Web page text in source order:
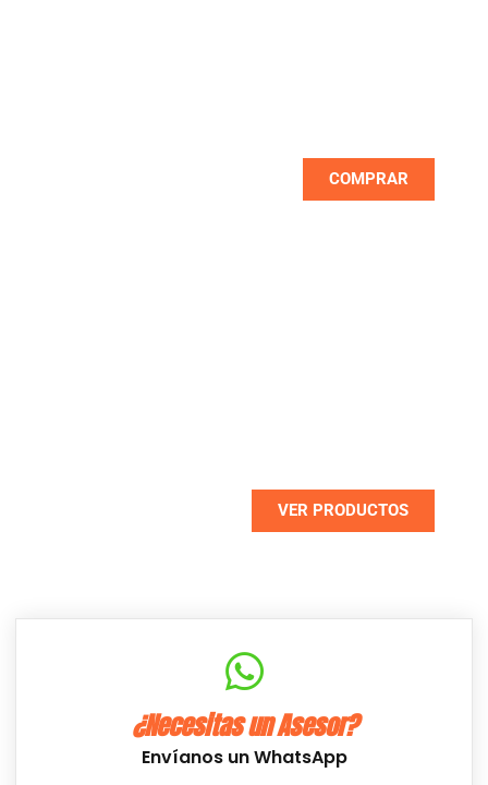
COMPRAR
VER PRODUCTOS
NUEVO
¿Necesitas un Asesor?
Envíanos un WhatsApp